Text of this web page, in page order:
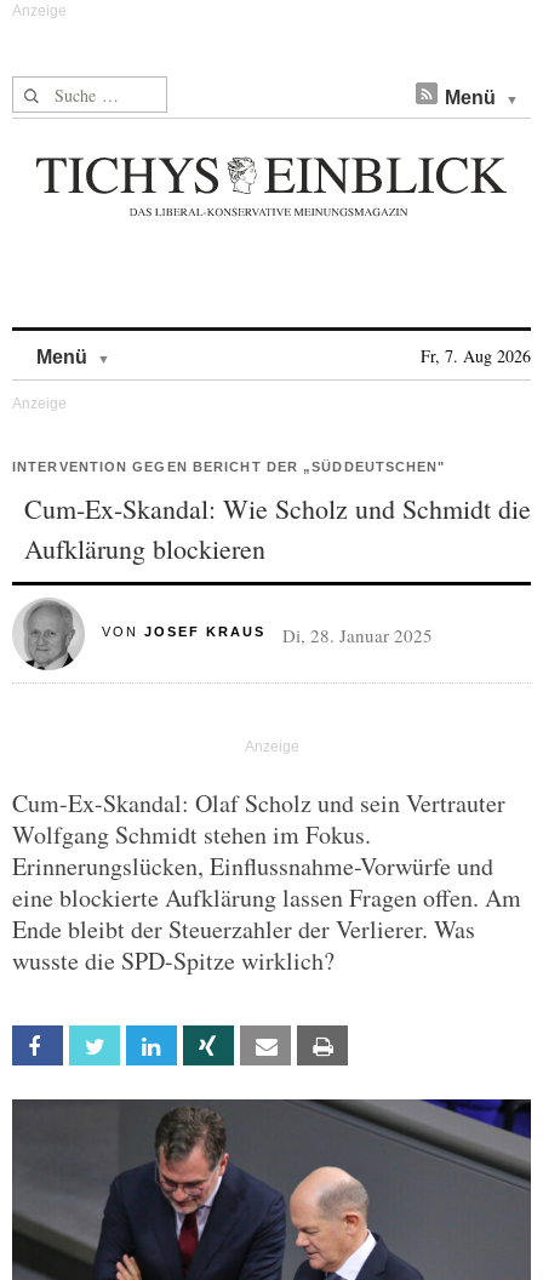
Suche nach: Menü
Menü Fr, 7. Aug 2026
INTERVENTION GEGEN BERICHT DER „SÜDDEUTSCHEN"
Cum-Ex-Skandal: Wie Scholz und Schmidt die
Aufklärung blockieren
VON JOSEF KRAUS Di, 28. Januar 2025
Cum-Ex-Skandal: Olaf Scholz und sein Vertrauter
Wolfgang Schmidt stehen im Fokus.
Erinnerungslücken, Einflussnahme-Vorwürfe und
eine blockierte Aufklärung lassen Fragen offen. Am
Ende bleibt der Steuerzahler der Verlierer. Was
wusste die SPD-Spitze wirklich?
Facebook Twitter Linkedin Xing Email